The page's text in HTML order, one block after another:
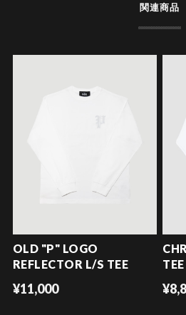
関連商品
OLD "P" LOGO
REFLECTOR L/S TEE
¥11,000
TEE